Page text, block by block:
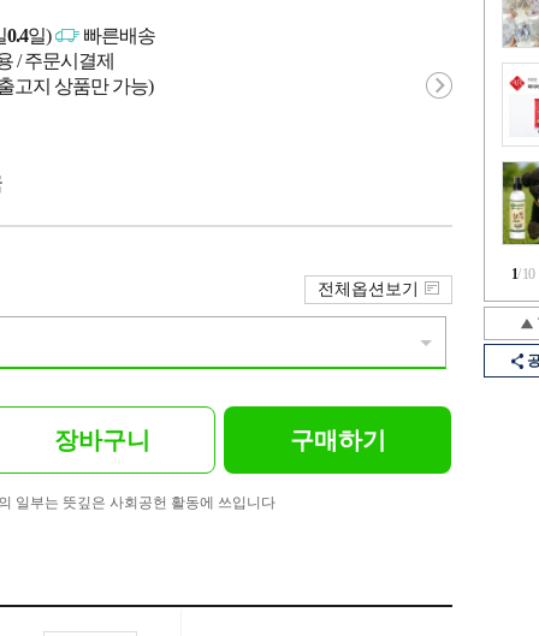
1/10
0.4일)
빠른배송
/ 주문시결제
고지 상품만 가능)
전체옵션보기
장바구니 구매하기
일부는 뜻깊은 사회공헌 활동에 쓰입니다